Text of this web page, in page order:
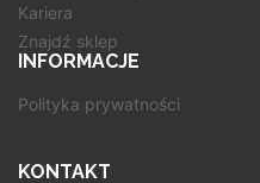
Kariera
Znajdź sklep
INFORMACJE
Polityka prywatności
KONTAKT